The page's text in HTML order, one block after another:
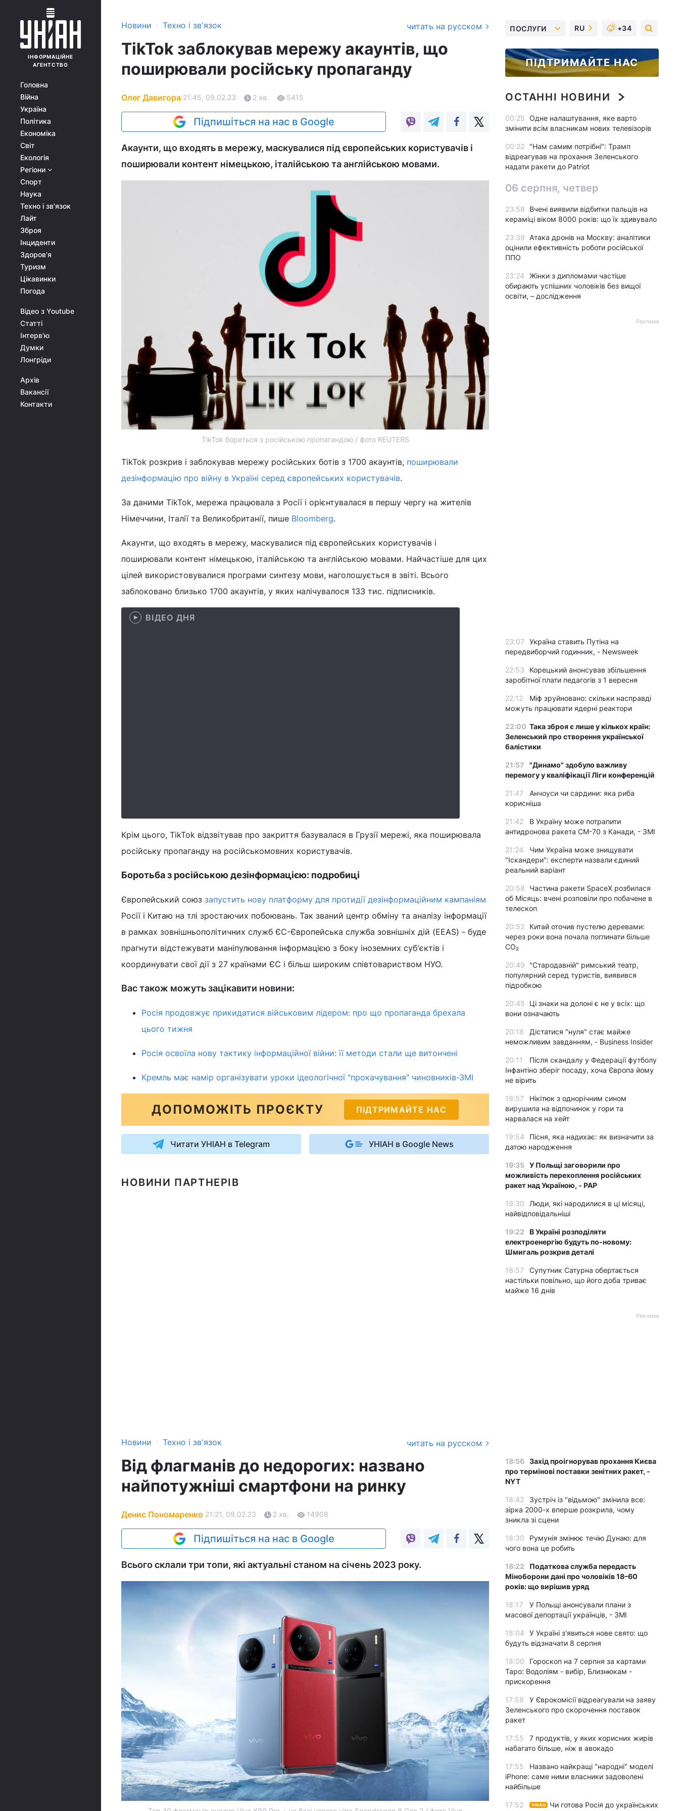
ІНФОРМАЦІЙНЕ
АГЕНТСТВО
Головна
Війна
Україна
Політика
Економіка
Світ
Екологія
Регіони
Спорт
Наука
Техно і зв'язок
Лайт
Зброя
Інциденти
Здоров'я
Туризм
Цікавинки
Погода
Відео з Youtube
Статті
Інтерв'ю
Думки
Лонгріди
Архів
Вакансії
Контакти
Новини › Техно і зв'язок читать на русском
TikTok заблокував мережу акаунтів, що
поширювали російську пропаганду
Олег Давигора 21:45, 09.02.23 2 хв. 5415
Підпишіться на нас в Google
Акаунти, що входять в мережу, маскувалися під європейських користувачів і
поширювали контент німецькою, італійською та англійською мовами.
TikTok бореться з російською пропагандою / фото REUTERS
TikTok розкрив і заблокував мережу російських ботів з 1700 акаунтів, поширювали
дезінформацію про війну в Україні серед європейських користувачів.
За даними TikTok, мережа працювала з Росії і орієнтувалася в першу чергу на жителів
Німеччини, Італії та Великобританії, пише Bloomberg.
Акаунти, що входять в мережу, маскувалися під європейських користувачів і
поширювали контент німецькою, італійською та англійською мовами. Найчастіше для цих
цілей використовувалися програми синтезу мови, наголошується в звіті. Всього
заблоковано близько 1700 акаунтів, у яких налічувалося 133 тис. підписників.
ВІДЕО ДНЯ
Крім цього, TikTok відзвітував про закриття базувалася в Грузії мережі, яка поширювала
російську пропаганду на російськомовних користувачів.
Боротьба з російською дезінформацією: подробиці
Європейський союз запустить нову платформу для протидії дезінформаційним кампаніям
Росії і Китаю на тлі зростаючих побоювань. Так званий центр обміну та аналізу інформації
в рамках зовнішньополітичних служб ЄС-Європейська служба зовнішніх дій (EEAS) - буде
прагнути відстежувати маніпулювання інформацією з боку іноземних суб'єктів і
координувати свої дії з 27 країнами ЄС і більш широким співтовариством НУО.
Вас також можуть зацікавити новини:
Росія продовжує прикидатися військовим лідером: про що пропаганда брехала
цього тижня
Росія освоїла нову тактику інформаційної війни: її методи стали ще витончені
Кремль має намір організувати уроки ідеологічної "прокачування" чиновників-ЗМІ
ДОПОМОЖІТЬ ПРОЄКТУ ПІДТРИМАЙТЕ НАС
Читати УНІАН в Telegram УНІАН в Google News
НОВИНИ ПАРТНЕРІВ
Новини › Техно і зв'язок читать на русском
Від флагманів до недорогих: названо
найпотужніші смартфони на ринку
Денис Пономаренко 21:21, 09.02.23 2 хв. 14908
Підпишіться на нас в Google
Всього склали три топи, які актуальні станом на січень 2023 року.
ПОСЛУГИ RU +34
ПІДТРИМАЙТЕ НАС
ОСТАННІ НОВИНИ
00:25 Одне налаштування, яке варто
змінити всім власникам нових телевізорів
00:22
"Нам самим потрібні": Трамп
відреагував на прохання Зеленського
надати ракети до Patriot
06 серпня, четвер
23:58
Вчені виявили відбитки пальців на
кераміці віком 8000 років: що їх здивувало
23:39
Атака дронів на Москву: аналітики
оцінили ефективність роботи російської
ППО
23:24
Жінки з дипломами частіше
обирають успішних чоловіків без вищої
освіти, – дослідження
Реклама
23:07
Україна ставить Путіна на
передвиборчий годинник, - Newsweek
22:53
Корецький анонсував збільшення
заробітної плати педагогів з 1 вересня
22:12
Міф зруйновано: скільки насправді
можуть працювати ядерні реактори
22:00 Така зброя є лише у кількох країн:
Зеленський про створення української
балістики
21:57
"Динамо" здобуло важливу
перемогу у кваліфікації Ліги конференцій
21:47
Анчоуси чи сардини: яка риба
корисніша
21:42
В Україну може потрапити
антидронова ракета CM-70 з Канади, - ЗМІ
21:24
Чим Україна може знищувати
"Іскандери": експерти назвали єдиний
реальний варіант
20:58
Частина ракети SpaceX розбилася
об Місяць: вчені розповіли про побачене в
телескоп
20:52
Китай оточив пустелю деревами:
через роки вона почала поглинати більше
CO₂
20:49
"Стародавній" римський театр,
популярний серед туристів, виявився
підробкою
20:45
Ці знаки на долоні є не у всіх: що
вони означають
20:18
Дістатися "нуля" стає майже
неможливим завданням, - Business Insider
20:11
Після скандалу у Федерації футболу
Інфантіно зберіг посаду, хоча Європа йому
не вірить
19:57
Нікітюк з однорічним сином
вирушила на відпочинок у гори та
нарвалася на хейт
19:54
Пісня, яка надихає: як визначити за
датою народження
19:35 У Польщі заговорили про
можливість перехоплення російських
ракет над Україною, - PAP
19:30
Люди, які народилися в ці місяці,
найвідповідальніші
19:22
В Україні розподіляти
електроенергію будуть по-новому:
Шмигаль розкрив деталі
18:57
Супутник Сатурна обертається
настільки повільно, що його доба триває
майже 16 днів
Реклама
18:56 Захід проігнорував прохання Києва
про термінові поставки зенітних ракет, -
NYT
18:42
Зустріч із "відьмою" змінила все:
зірка 2000-х вперше розкрила, чому
зникла зі сцени
18:30
Румунія змінює течію Дунаю: для
чого вона це робить
18:22
Податкова служба передасть
Міноборони дані про чоловіків 18–60
років: що вирішив уряд
18:17
У Польщі анонсували плани з
масової депортації українців, - ЗМІ
18:04
У Україні з'явиться нове свято: що
будуть відзначати 8 серпня
18:00
Гороскоп на 7 серпня за картами
Таро: Водоліям - вибір, Близнюкам -
прискорення
17:58
У Єврокомісії відреагували на заяву
Зеленського про скорочення поставок
ракет
17:55
7 продуктів, у яких корисних жирів
набагато більше, ніж в авокадо
17:55
Названо найкращі "народні" моделі
iPhone: саме ними власники задоволені
найбільше
17:52 УНІАН
Чи готова Росія до українських